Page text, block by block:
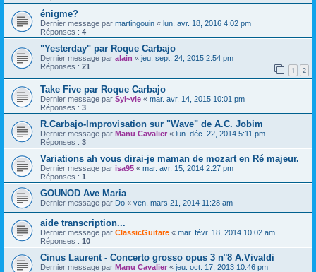
énigme?
Dernier message par martingouin « lun. avr. 18, 2016 4:02 pm
Réponses : 4
"Yesterday" par Roque Carbajo
Dernier message par alain « jeu. sept. 24, 2015 2:54 pm
Réponses : 21 1 2
Take Five par Roque Carbajo
Dernier message par Syl~vie « mar. avr. 14, 2015 10:01 pm
Réponses : 3
R.Carbajo-Improvisation sur "Wave" de A.C. Jobim
Dernier message par Manu Cavalier « lun. déc. 22, 2014 5:11 pm
Réponses : 3
Variations ah vous dirai-je maman de mozart en Ré majeur.
Dernier message par isa95 « mar. avr. 15, 2014 2:27 pm
Réponses : 1
GOUNOD Ave Maria
Dernier message par Do « ven. mars 21, 2014 11:28 am
aide transcription...
Dernier message par ClassicGuitare « mar. févr. 18, 2014 10:02 am
Réponses : 10
Cinus Laurent - Concerto grosso opus 3 n°8 A.Vivaldi
Dernier message par Manu Cavalier « jeu. oct. 17, 2013 10:46 pm